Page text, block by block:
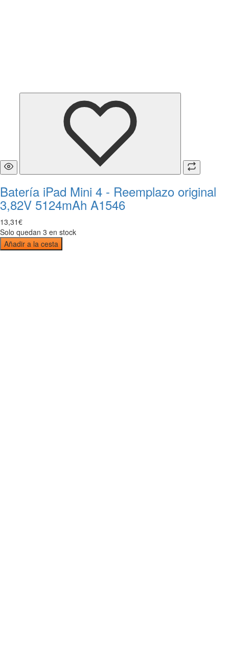
Batería iPad Mini 4 - Reemplazo original
3,82V 5124mAh A1546
13,31€
Solo quedan 3 en stock
Añadir a la cesta